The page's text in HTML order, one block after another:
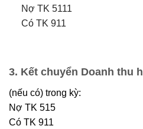
Nợ TK 5111
Có TK 911
3. Kết chuyển Doanh thu
(nếu có) trong kỳ:
Nợ TK 515
Có TK 911